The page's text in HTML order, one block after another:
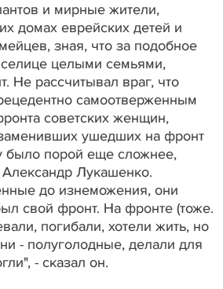
и мирные жители,
домах еврейских детей и
зная, что за подобное
целыми семьями,
Не рассчитывал враг, что
самоотверженным
советских женщин,
ушедших на фронт
было порой еще сложнее,
Лукашенко.
до изнеможения, они
свой фронт. На фронте (тоже.
погибали, хотели жить, но
- полуголодные, делали для
- сказал он.